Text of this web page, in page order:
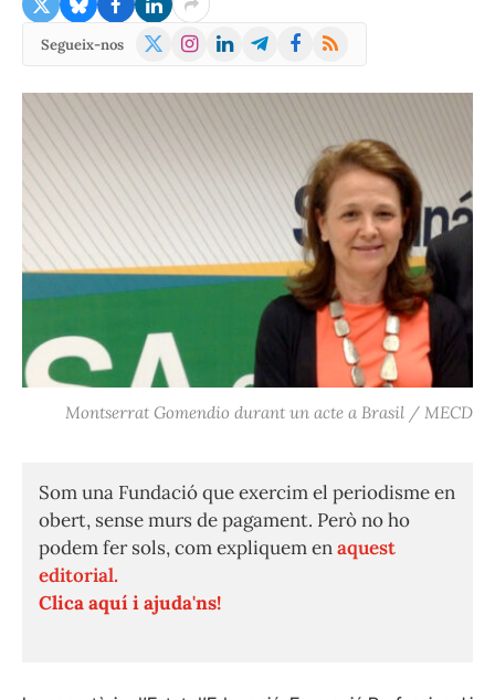
Segueix-nos
X
Instagram
LinkedInTelegramFacebook
RSS
Montserrat Gomendio durant un acte a Brasil / MECD
Som una Fundació que exercim el periodisme en
obert, sense murs de pagament. Però no ho
podem fer sols, com expliquem enaquest
editorial.
Clica aquí i ajuda'ns!